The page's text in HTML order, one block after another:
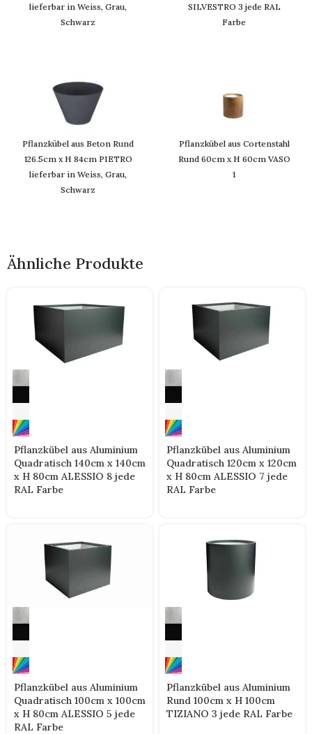
lieferbar in Weiss, Grau,
Schwarz
SILVESTRO 3 jede RAL
Farbe
Pflanzkübel aus Beton Rund
126.5cm x H 84cm PIETRO
lieferbar in Weiss, Grau,
Schwarz
Pflanzkübel aus Cortenstahl
Rund 60cm x H 60cm VASO
1
Ähnliche Produkte
Pflanzkübel aus Aluminium
Quadratisch 140cm x 140cm
x H 80cm ALESSIO 8 jede
RAL Farbe
Pflanzkübel aus Aluminium
Quadratisch 120cm x 120cm
x H 80cm ALESSIO 7 jede
RAL Farbe
Pflanzkübel aus Aluminium
Quadratisch 100cm x 100cm
x H 80cm ALESSIO 5 jede
RAL Farbe
Pflanzkübel aus Aluminium
Rund 100cm x H 100cm
TIZIANO 3 jede RAL Farbe